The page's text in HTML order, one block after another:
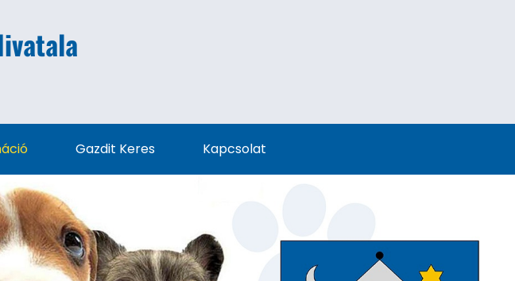
Gazdit Keres Kapcsolat